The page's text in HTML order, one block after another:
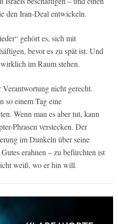
den Iran-Deal entwickeln.
gehört es, sich mit
bevor es zu spät ist. Und
im Raum stehen.
nicht gerecht.
so einem Tag eine
Wenn man es aber tut, kann
Phrasen verstecken. Der
im Dunkeln über seine
erahnen – zu befürchten ist
weiß, wo er hin will.